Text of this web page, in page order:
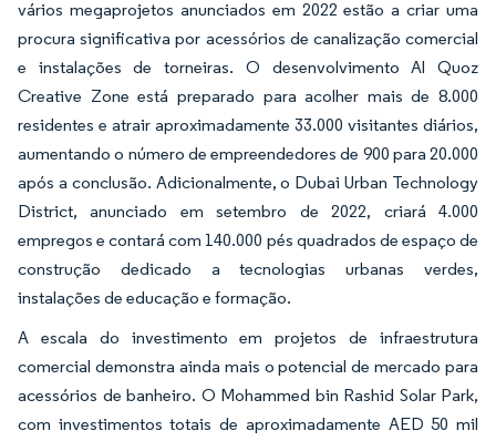
vários megaprojetos anunciados em 2022 estão a criar uma
procura significativa por acessórios de canalização comercial
e instalações de torneiras. O desenvolvimento Al Quoz
Creative Zone está preparado para acolher mais de 8.000
residentes e atrair aproximadamente 33.000 visitantes diários,
aumentando o número de empreendedores de 900 para 20.000
após a conclusão. Adicionalmente, o Dubai Urban Technology
District, anunciado em setembro de 2022, criará 4.000
empregos e contará com 140.000 pés quadrados de espaço de
construção dedicado a tecnologias urbanas verdes,
instalações de educação e formação.
A escala do investimento em projetos de infraestrutura
comercial demonstra ainda mais o potencial de mercado para
acessórios de banheiro. O Mohammed bin Rashid Solar Park,
com investimentos totais de aproximadamente AED 50 mil